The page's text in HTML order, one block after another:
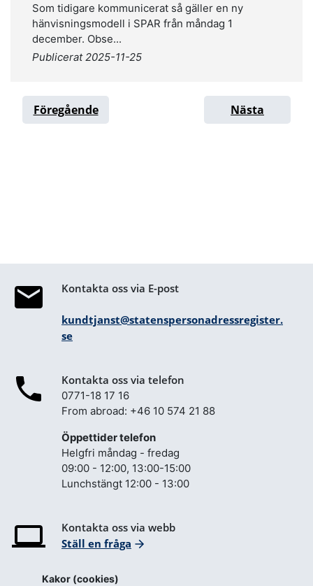
Kakor (cookies)
Som tidigare kommunicerat så gäller en ny
hänvisningsmodell i SPAR från måndag 1
december. Obse...
Publicerat 2025-11-25
Föregående Nästa
Kontakta oss via E-post
kundtjanst@statenspersonadressregister.
se
Kontakta oss via telefon
0771-18 17 16
From abroad: +46 10 574 21 88
Öppettider telefon
Helgfri måndag - fredag
09:00 - 12:00, 13:00-15:00
Lunchstängt 12:00 - 13:00
Kontakta oss via webb
Ställ en fråga